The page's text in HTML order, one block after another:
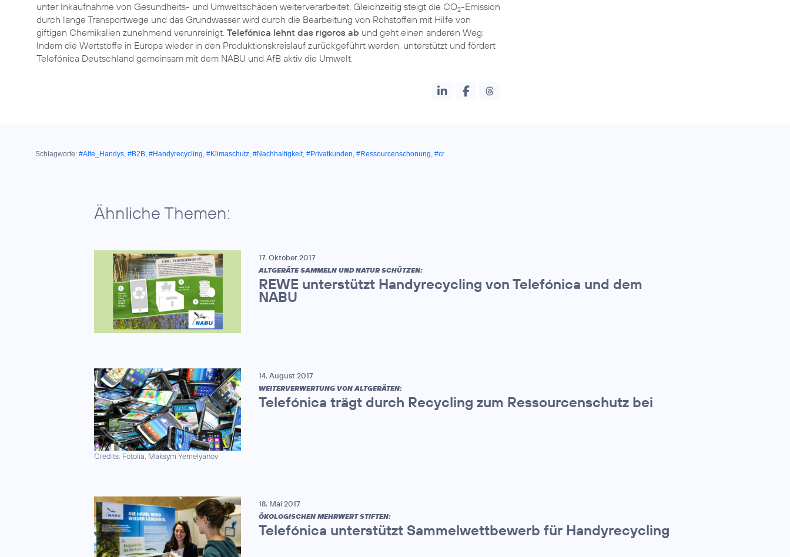
unter Inkaufnahme von Gesundheits- und Umweltschäden weiterverarbeitet. Gleichzeitig steigt die CO2-Emission
durch lange Transportwege und das Grundwasser wird durch die Bearbeitung von Rohstoffen mit Hilfe von
giftigen Chemikalien zunehmend verunreinigt. Telefónica lehnt das rigoros ab und geht einen anderen Weg:
Indem die Wertstoffe in Europa wieder in den Produktionskreislauf zurückgeführt werden, unterstützt und fördert
Telefónica Deutschland gemeinsam mit dem NABU und AfB aktiv die Umwelt.
Schlagworte: #Alte_Handys, #B2B, #Handyrecycling, #Klimaschutz, #Nachhaltigkeit, #Privatkunden, #Ressourcenschonung, #cr
Ähnliche Themen:
17. Oktober 2017
ALTGERÄTE SAMMELN UND NATUR SCHÜTZEN:
REWE unterstützt Handyrecycling von Telefónica und dem
NABU
Credits: Fotolia, Maksym Yemelyanov
14. August 2017
WEITERVERWERTUNG VON ALTGERÄTEN:
Telefónica trägt durch Recycling zum Ressourcenschutz bei
18. Mai 2017
ÖKOLOGISCHEN MEHRWERT STIFTEN:
Telefónica unterstützt Sammelwettbewerb für Handyrecycling